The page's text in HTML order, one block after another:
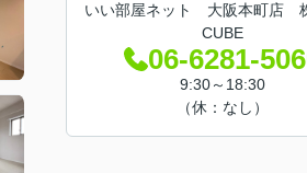
いい部屋ネット 大阪本町店
CUBE
06-6281-
9:30～18:30
（休：なし）